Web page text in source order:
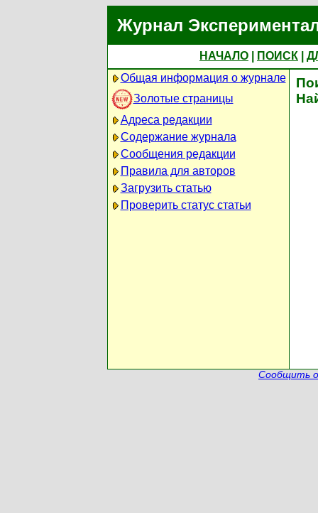
Журнал
НАЧАЛО ПОИСК
Общая информация о журнале
Золотые страницы
Адреса редакции
Содержание журнала
Сообщения редакции
Правила для авторов
Загрузить статью
Проверить статус статьи
Сообщить о